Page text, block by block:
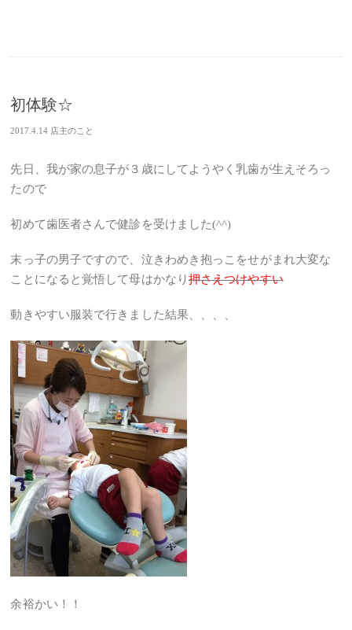
初体験☆
2017.4.14 店主のこと
先日、我が家の息子が３歳にしてようやく乳歯が生えそろっ
たので
初めて歯医者さんで健診を受けました(^^)
末っ子の男子ですので、泣きわめき抱っこをせがまれ大変な
ことになると覚悟して母はかなり 押さえつけやすい
動きやすい服装で行きました結果、、、、
余裕かい！！